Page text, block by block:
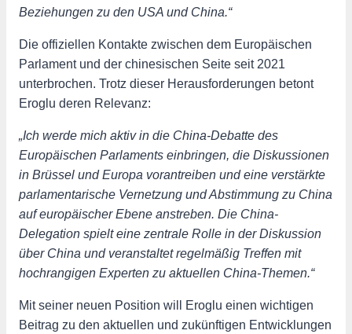
Beziehungen zu den USA und China.“
Die offiziellen Kontakte zwischen dem Europäischen
Parlament und der chinesischen Seite seit 2021
unterbrochen. Trotz dieser Herausforderungen betont
Eroglu deren Relevanz:
„Ich werde mich aktiv in die China-Debatte des
Europäischen Parlaments einbringen, die Diskussionen
in Brüssel und Europa vorantreiben und eine verstärkte
parlamentarische Vernetzung und Abstimmung zu China
auf europäischer Ebene anstreben. Die China-
Delegation spielt eine zentrale Rolle in der Diskussion
über China und veranstaltet regelmäßig Treffen mit
hochrangigen Experten zu aktuellen China-Themen.“
Mit seiner neuen Position will Eroglu einen wichtigen
Beitrag zu den aktuellen und zukünftigen Entwicklungen